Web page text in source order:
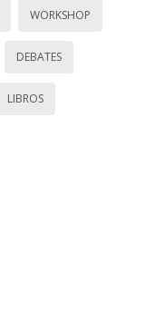
WORKSHOP
DEBATES
LIBROS